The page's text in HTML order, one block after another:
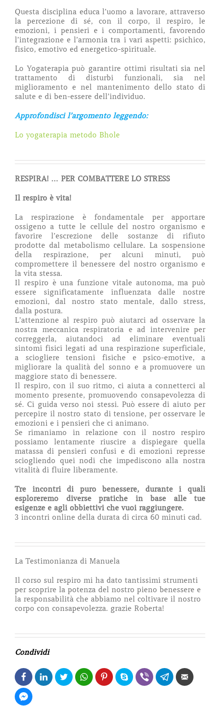
Questa disciplina educa l’uomo a lavorare, attraverso
la percezione di sé, con il corpo, il respiro, le
emozioni, i pensieri e i comportamenti, favorendo
l’integrazione e l’armonia tra i vari aspetti: psichico,
fisico, emotivo ed energetico-spirituale.
Lo Yogaterapia può garantire ottimi risultati sia nel
trattamento di disturbi funzionali, sia nel
miglioramento e nel mantenimento dello stato di
salute e di ben-essere dell’individuo.
Approfondisci l’argomento leggendo:
Lo yogaterapia metodo Bhole
RESPIRA! … PER COMBATTERE LO STRESS
Il respiro è vita!
La respirazione è fondamentale per apportare
ossigeno a tutte le cellule del nostro organismo e
favorire l’escrezione delle sostanze di rifiuto
prodotte dal metabolismo cellulare. La sospensione
della respirazione, per alcuni minuti, può
compromettere il benessere del nostro organismo e
la vita stessa.
Il respiro è una funzione vitale autonoma, ma può
essere significatamente influenzata dalle nostre
emozioni, dal nostro stato mentale, dallo stress,
dalla postura.
L’attenzione al respiro può aiutarci ad osservare la
nostra meccanica respiratoria e ad intervenire per
correggerla, aiutandoci ad eliminare eventuali
sintomi fisici legati ad una respirazione superficiale,
a sciogliere tensioni fisiche e psico-emotive, a
migliorare la qualità del sonno e a promuovere un
maggiore stato di benessere.
Il respiro, con il suo ritmo, ci aiuta a connetterci al
momento presente, promuovendo consapevolezza di
sé. Ci guida verso noi stessi. Può essere di aiuto per
percepire il nostro stato di tensione, per osservare le
emozioni e i pensieri che ci animano.
Se rimaniamo in relazione con il nostro respiro
possiamo lentamente riuscire a dispiegare quella
matassa di pensieri confusi e di emozioni represse
sciogliendo quei nodi che impediscono alla nostra
vitalità di fluire liberamente.
Tre incontri di puro benessere, durante i quali
esploreremo diverse pratiche in base alle tue
esigenze e agli obbiettivi che vuoi raggiungere.
3 incontri online della durata di circa 60 minuti cad.
La Testimonianza di Manuela
Il corso sul respiro mi ha dato tantissimi strumenti
per scoprire la potenza del nostro pieno benessere e
la responsabilità che abbiamo nel coltivare il nostro
corpo con consapevolezza. grazie Roberta!
Condividi